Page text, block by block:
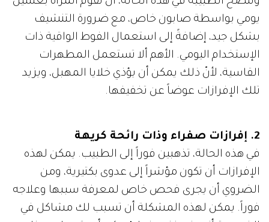
يومي بواسطة صابون خاص، مع ضرورة التنشيف
بشكل جيد، إضافةً إلى استعمال الفوط الواقية ذات
الإستخدام اليومي. الأهم ألا تستعمل المطهرات
القاسية، لأنّ ذلك يمكن أن يؤذي خلايا المهبل، ويزيد
تلك الإفرازات عوضاً عن تخفيفها.
2. إفرازات صفراء وذات رائحة كريهة
في هذه الحالة، تذهبين فوراً إلى الطبيب. يمكن لهذه
الإفرازات أن تكون مؤشراً إلى عدوى بكتيرية، ومن
الضروي أن يجرى فحص خاص لمعرفة سببها وعلاجه
فوراً. يمكن لهذه المشكلة أن تسبب لك مشاكل في